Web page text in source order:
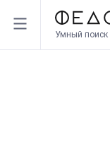
Умный поиск